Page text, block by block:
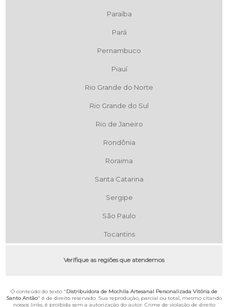
Paraíba
Pará
Pernambuco
Piauí
Rio Grande do Norte
Rio Grande do Sul
Rio de Janeiro
Rondônia
Roraima
Santa Catarina
Sergipe
São Paulo
Tocantins
Verifique as regiões que atendemos
O conteúdo do texto "Distribuidora de Mochila Artesanal Personalizada Vitória de
Santo Antão" é de direito reservado. Sua reprodução, parcial ou total, mesmo citando
nossos links, é proibida sem a autorização do autor. Crime de violação de direito